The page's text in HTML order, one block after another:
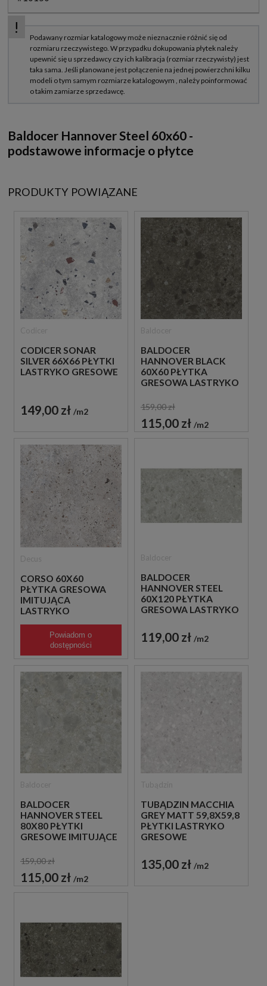
Baldocer Hannover Steel 60x60 -
podstawowe informacje o płytce
PRODUKTY POWIĄZANE
CODICER SONAR
SILVER 66X66 PŁYTKI
LASTRYKO GRESOWE
149,00 zł m2
BALDOCER
HANNOVER BLACK
60X60 PŁYTKA
GRESOWA LASTRYKO
159,00 zł
115,00 zł m2
CORSO 60X60
PŁYTKA GRESOWA
IMITUJĄCA
LASTRYKO
109,00 zł m2
Powiadom o
dostępności
BALDOCER
HANNOVER STEEL
60X120 PŁYTKA
GRESOWA LASTRYKO
119,00 zł m2
BALDOCER
HANNOVER STEEL
80X80 PŁYTKI
GRESOWE IMITUJĄCE
159,00 zł
115,00 zł m2
TUBĄDZIN MACCHIA
GREY MATT 59,8X59,8
PŁYTKI LASTRYKO
GRESOWE
135,00 zł m2